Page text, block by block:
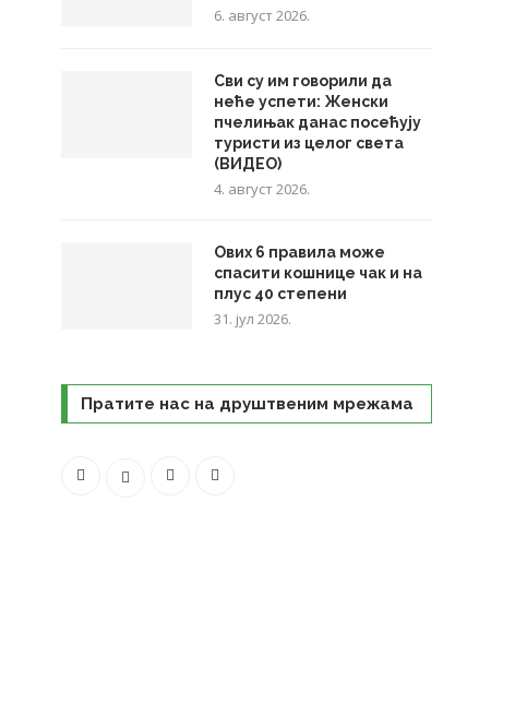
6. август 2026.
Сви су им говорили да
неће успети: Женски
пчелињак данас посећују
туристи из целог света
(ВИДЕО)
4. август 2026.
Ових 6 правила може
спасити кошнице чак и на
плус 40 степени
31. јул 2026.
Пратите нас на друштвеним мрежама